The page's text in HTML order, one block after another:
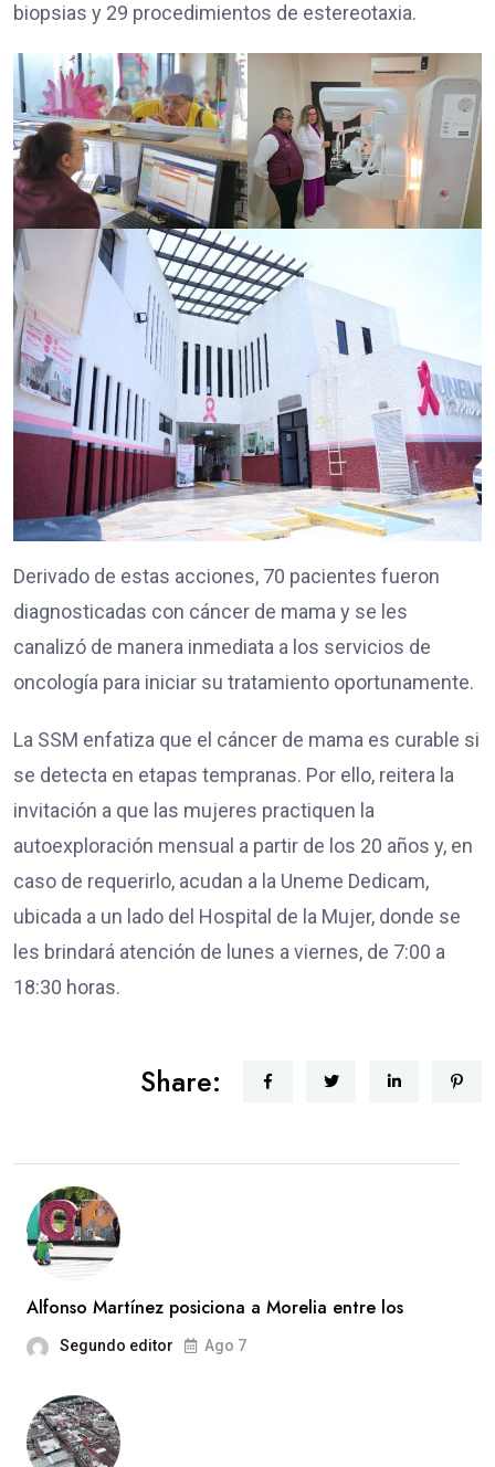
biopsias y 29 procedimientos de estereotaxia.
Derivado de estas acciones, 70 pacientes fueron
diagnosticadas con cáncer de mama y se les
canalizó de manera inmediata a los servicios de
oncología para iniciar su tratamiento oportunamente.
La SSM enfatiza que el cáncer de mama es curable si
se detecta en etapas tempranas. Por ello, reitera la
invitación a que las mujeres practiquen la
autoexploración mensual a partir de los 20 años y, en
caso de requerirlo, acudan a la Uneme Dedicam,
ubicada a un lado del Hospital de la Mujer, donde se
les brindará atención de lunes a viernes, de 7:00 a
18:30 horas.
Share:
Alfonso Martínez posiciona a Morelia entre los
Segundo editor Ago 7